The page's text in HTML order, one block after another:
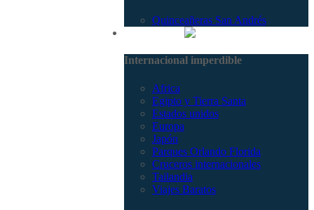
Quinceañeras San Andrés
Internacional imperdible
Africa
Egipto y Tierra Santa
Estados unidos
Europa
Japón
Parques Orlando Florida
Cruceros internacionales
Tailandia
Viajes Baratos